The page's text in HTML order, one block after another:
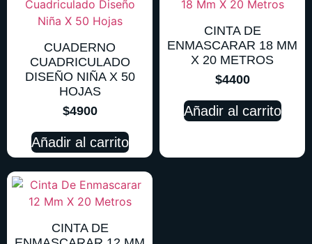
CUADERNO
CUADRICULADO
DISEÑO NIÑA X 50
HOJAS
$4900
Añadir al carrito
CINTA DE
ENMASCARAR 18 MM
X 20 METROS
$4400
Añadir al carrito
CINTA DE